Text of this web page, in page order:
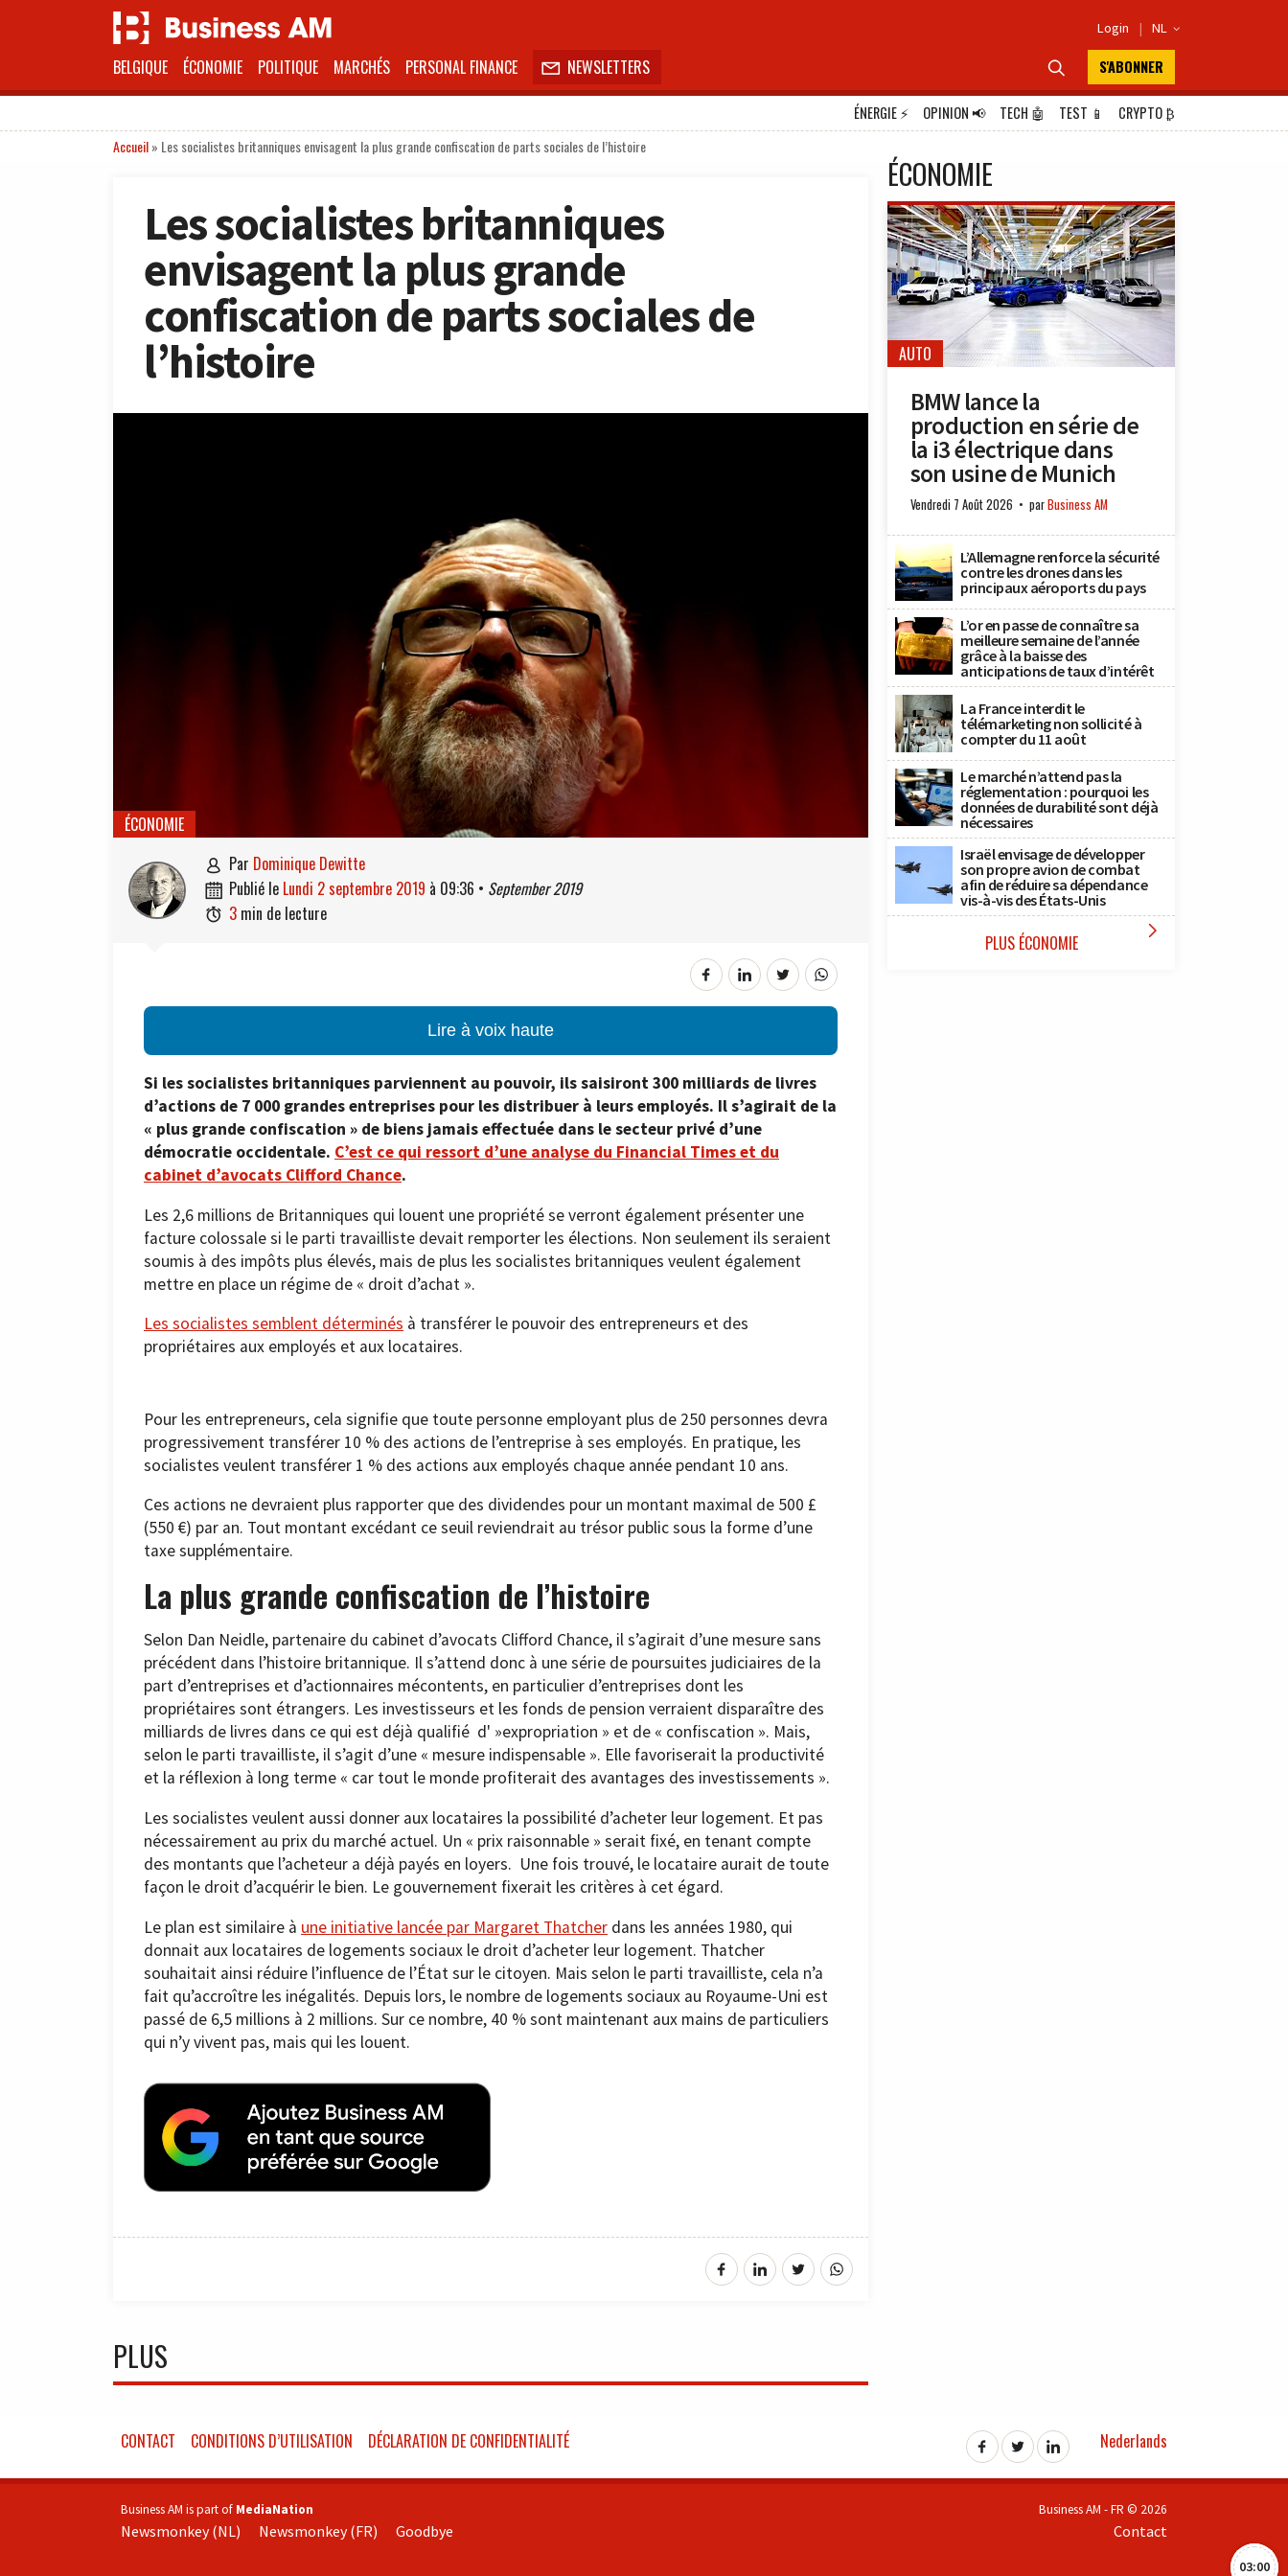
Login | NL 
BELGIQUE ÉCONOMIE POLITIQUE MARCHÉS PERSONAL FINANCE  NEWSLETTERS  S'ABONNER
ÉNERGIE⚡ OPINION📢 TECH 🤖 TEST 📱 CRYPTO₿
Accueil» Les socialistes britanniques envisagent la plus grande confiscation de parts sociales de l’histoire
Les socialistes britanniques
envisagent la plus grande
confiscation de parts sociales de
l’histoire
ÉCONOMIE
 par Dominique Dewitte
 publié le lundi 2 septembre 2019 à 09:36 • September 2019
 3 min de lecture
Lire à voix haute
Si les socialistes britanniques parviennent au pouvoir, ils saisiront 300 milliards de livres
d’actions de 7 000 grandes entreprises pour les distribuer à leurs employés. Il s’agirait de la
« plus grande confiscation » de biens jamais effectuée dans le secteur privé d’une
démocratie occidentale. C’est ce qui ressort d’une analyse du Financial Times et du
cabinet d’avocats Clifford Chance.
Les 2,6 millions de Britanniques qui louent une propriété se verront également présenter une
facture colossale si le parti travailliste devait remporter les élections. Non seulement ils seraient
soumis à des impôts plus élevés, mais de plus les socialistes britanniques veulent également
mettre en place un régime de « droit d’achat ».
Les socialistes semblent déterminés à transférer le pouvoir des entrepreneurs et des
propriétaires aux employés et aux locataires.
Pour les entrepreneurs, cela signifie que toute personne employant plus de 250 personnes devra
progressivement transférer 10 % des actions de l’entreprise à ses employés. En pratique, les
socialistes veulent transférer 1 % des actions aux employés chaque année pendant 10 ans.
Ces actions ne devraient plus rapporter que des dividendes pour un montant maximal de 500 £
(550 €) par an. Tout montant excédant ce seuil reviendrait au trésor public sous la forme d’une
taxe supplémentaire.
La plus grande confiscation de l’histoire
Selon Dan Neidle, partenaire du cabinet d’avocats Clifford Chance, il s’agirait d’une mesure sans
précédent dans l’histoire britannique. Il s’attend donc à une série de poursuites judiciaires de la
part d’entreprises et d’actionnaires mécontents, en particulier d’entreprises dont les
propriétaires sont étrangers. Les investisseurs et les fonds de pension verraient disparaître des
milliards de livres dans ce qui est déjà qualifié d' »expropriation » et de « confiscation ». Mais,
selon le parti travailliste, il s’agit d’une « mesure indispensable ». Elle favoriserait la productivité
et la réflexion à long terme « car tout le monde profiterait des avantages des investissements ».
Les socialistes veulent aussi donner aux locataires la possibilité d’acheter leur logement. Et pas
nécessairement au prix du marché actuel. Un « prix raisonnable » serait fixé, en tenant compte
des montants que l’acheteur a déjà payés en loyers. Une fois trouvé, le locataire aurait de toute
façon le droit d’acquérir le bien. Le gouvernement fixerait les critères à cet égard.
Le plan est similaire à une initiative lancée par Margaret Thatcher dans les années 1980, qui
donnait aux locataires de logements sociaux le droit d’acheter leur logement. Thatcher
souhaitait ainsi réduire l’influence de l’État sur le citoyen. Mais selon le parti travailliste, cela n’a
fait qu’accroître les inégalités. Depuis lors, le nombre de logements sociaux au Royaume-Uni est
passé de 6,5 millions à 2 millions. Sur ce nombre, 40 % sont maintenant aux mains de particuliers
qui n’y vivent pas, mais qui les louent.
PLUS
ÉCONOMIE
AUTO
BMW lance la
production en série de
la i3 électrique dans
son usine de Munich
Vendredi 7 Août 2026 parBusiness AM
L’Allemagne renforce la sécurité
contre les drones dans les
principaux aéroports du pays
L’or en passe de connaître sa
meilleure semaine de l’année
grâce à la baisse des
anticipations de taux d’intérêt
La France interdit le
télémarketing non sollicité à
compter du 11 août
Le marché n’attend pas la
réglementation : pourquoi les
données de durabilité sont déjà
nécessaires
Israël envisage de développer
son propre avion de combat
afin de réduire sa dépendance
vis-à-vis des États-Unis
PLUS ÉCONOMIE 
03:00
CONTACT CONDITIONS D’UTILISATION DÉCLARATION DE CONFIDENTIALITÉ Nederlands
Business AM is part of MediaNation
Newsmonkey (NL) Newsmonkey (FR) Goodbye
Business AM - FR © 2026
Contact